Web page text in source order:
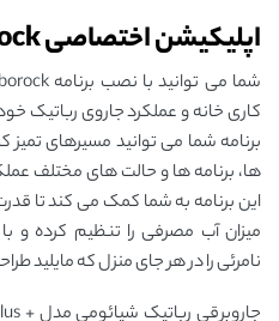
اپلیکیشن اختصاصی Roborock یا Mi Home :
کاری خانه و عملکرد جاروی رباتیک
برنامه شما می ‌توانید مسیرهای
ها، برنامه‌ ها و حالت های مختلف
این برنامه به شما کمک می کند تا
میزان آب مصرفی را تنظیم کرده و
نامرئی را در هر جای منزل که مایلید